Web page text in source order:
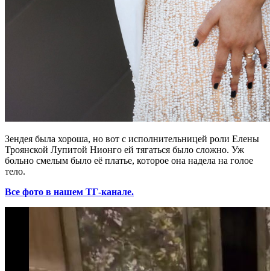
Зендея была хороша, но вот с исполнительницей роли Елены
Троянской Лупитой Нионго ей тягаться было сложно. Уж
больно смелым было её платье, которое она надела на голое
тело.
Все фото в нашем ТГ-канале.